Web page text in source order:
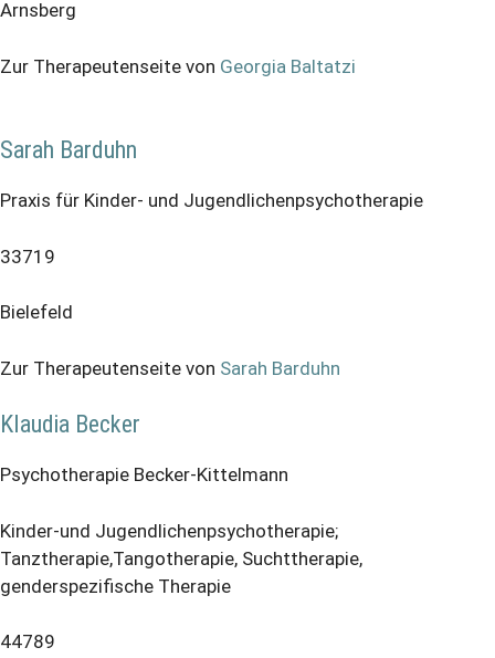
Arnsberg
Zur Therapeutenseite von Georgia Baltatzi
Sarah Barduhn
Praxis für Kinder- und Jugendlichenpsychotherapie
33719
Bielefeld
Zur Therapeutenseite von Sarah Barduhn
Klaudia Becker
Psychotherapie Becker-Kittelmann
Kinder-und Jugendlichenpsychotherapie;
Tanztherapie,Tangotherapie, Suchttherapie,
genderspezifische Therapie
44789